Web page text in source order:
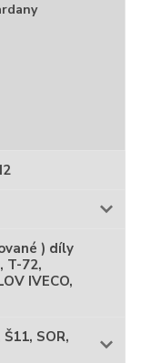
) díly
T-72,
IVECO,
SOR,